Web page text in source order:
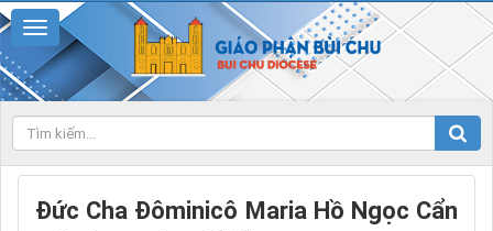
Đức Cha Đôminicô Maria Hồ Ngọc Cẩn